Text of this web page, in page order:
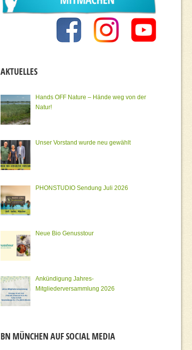
AKTUELLES
Hands OFF Nature – Hände weg von der
Natur!
Unser Vorstand wurde neu gewählt
PHONSTUDIO Sendung Juli 2026
Neue Bio Genusstour
Ankündigung Jahres-
Mitgliederversammlung 2026
BN MÜNCHEN AUF SOCIAL MEDIA